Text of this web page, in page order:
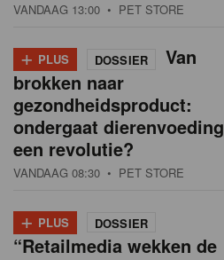
VANDAAG 13:00 • PET STORE
+ PLUS DOSSIER
Van
brokken naar
gezondheidsproduct:
ondergaat dierenvoeding
een revolutie?
VANDAAG 08:30 • PET STORE
+ PLUS DOSSIER
“Retailmedia wekken de